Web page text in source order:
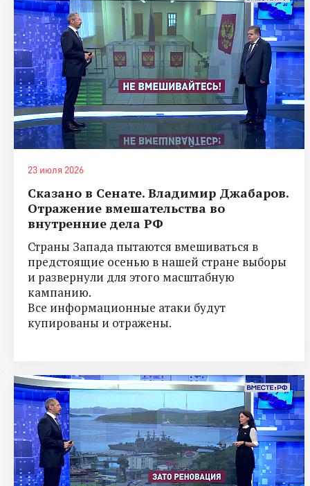
23 июля 2026
Сказано в Сенате. Владимир Джабаров.
Отражение вмешательства во
внутренние дела РФ
Страны Запада пытаются вмешиваться в
предстоящие осенью в нашей стране выборы
и развернули для этого масштабную
кампанию.
Все информационные атаки будут
купированы и отражены.